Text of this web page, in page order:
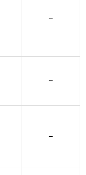
−
−
−